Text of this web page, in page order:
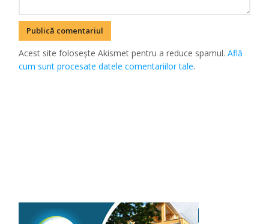
Acest site folosește Akismet pentru a reduce spamul.Află
cum sunt procesate datele comentariilor tale.